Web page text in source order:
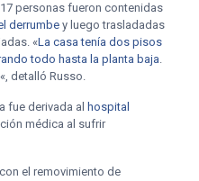
personas fueron contenidas
derrumbey luego trasladadas
«La casa tenía dos pisos
todo hasta la planta baja.
«, detalló Russo.
fue derivada al hospital
médica al sufrir
el removimiento de